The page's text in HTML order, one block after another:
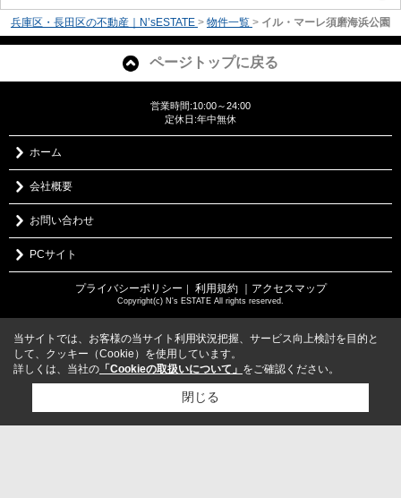
兵庫区・長田区の不動産｜N’sESTATE > 物件一覧 > イル・マーレ須磨海浜公園
ページトップに戻る
営業時間:10:00～24:00
定休日:年中無休
ホーム
会社概要
お問い合わせ
PCサイト
プライバシーポリシー 利用規約 ｜アクセスマップ
Copyright(c) N's ESTATE All rights reserved.
当サイトでは、お客様の当サイト利用状況把握、サービス向上検討を目的と
して、クッキー（Cookie）を使用しています。
詳しくは、当社の 「Cookieの取扱いについて」 をご確認ください。
閉じる